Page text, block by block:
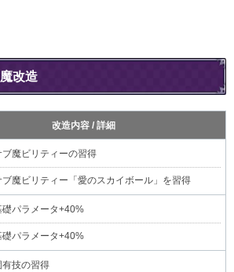
改造
改造内容 / 詳細
ブ魔ビリティーの習得
ブ魔ビリティー「愛のスカイボール」を習得
礎パラメータ+40%
礎パラメータ+40%
有技の習得